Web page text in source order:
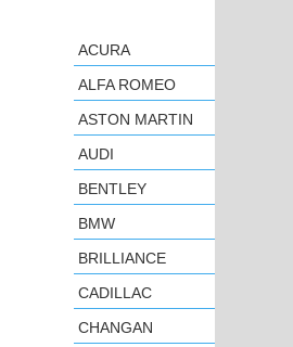
ACURA
ALFA ROMEO
ASTON MARTIN
AUDI
BENTLEY
BMW
BRILLIANCE
CADILLAC
CHANGAN